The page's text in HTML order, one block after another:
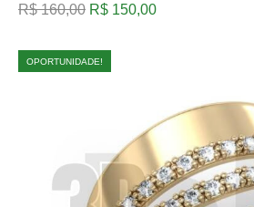
R$160,00 R$ 150,00
OPORTUNIDADE!